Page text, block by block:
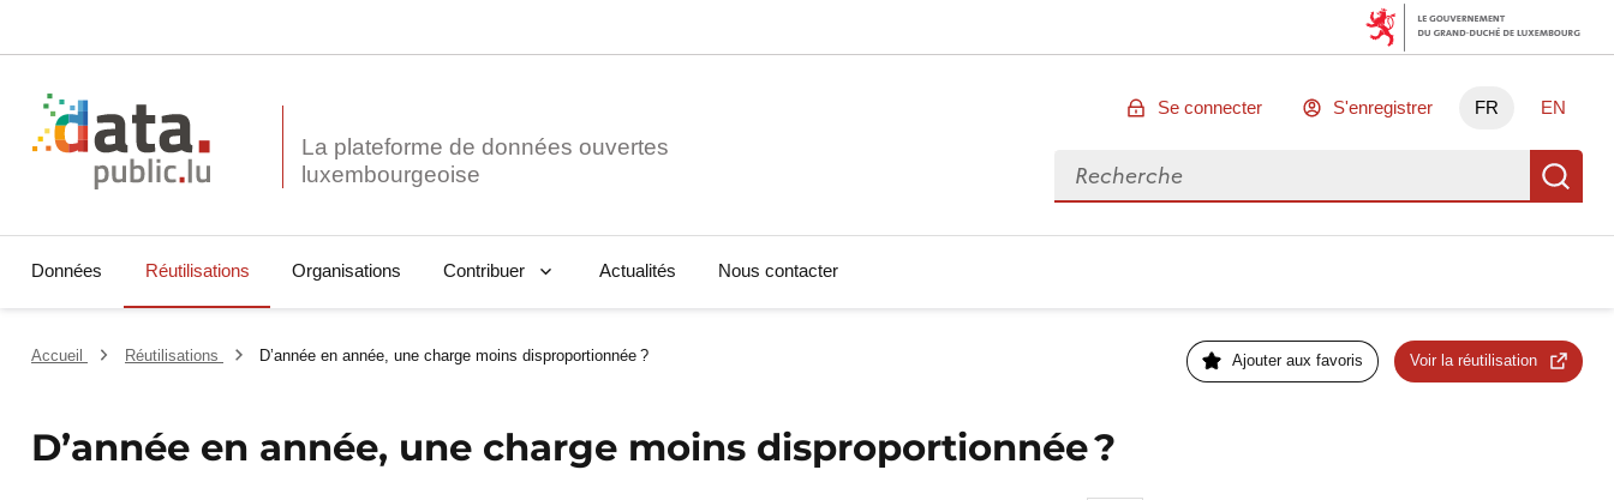
La plateforme de données ouvertes
Se connecter S'enregistrer FR EN
Rechercher des données
Données Réutilisations Organisations Contribuer Actualités Nous contacter
Accueil Réutilisations D’année en année, une charge moins disproportionnée ? Ajouter aux favoris Voir la réutilisation
D’année en année, une charge moins disproportionnée ?